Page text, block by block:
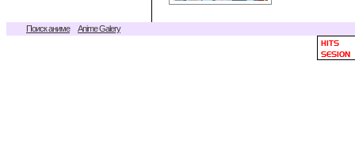
Поиск аниме Anime Galery